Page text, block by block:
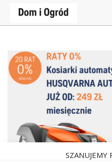
SZANUJEMY